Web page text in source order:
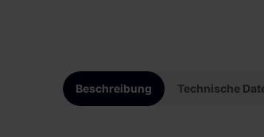
Beschreibung Technische